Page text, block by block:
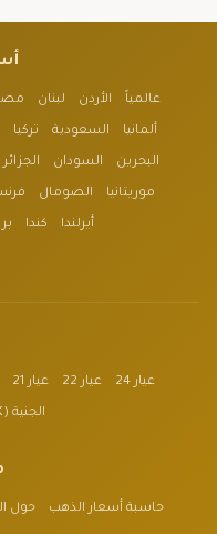
عالمياً الأردن لبنان
ألمانيا السعودية تركيا
البحرين السودان الجزائر
موريتانيا الصومال
أيرلندا كندا
عيار 24 عيار 22 عيار 21
الجنية (24K)
حاسبة أسعار الذهب حول